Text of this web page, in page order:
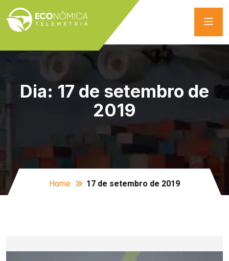
Dia: 17 de setembro de
2019
Home 17 de setembro de 2019